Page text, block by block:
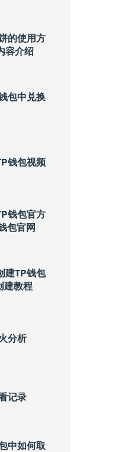
的使用方
容介绍
包中兑换
钱包视频
钱包官方
包官网
建TP钱包
建教程
分析
记录
中如何取